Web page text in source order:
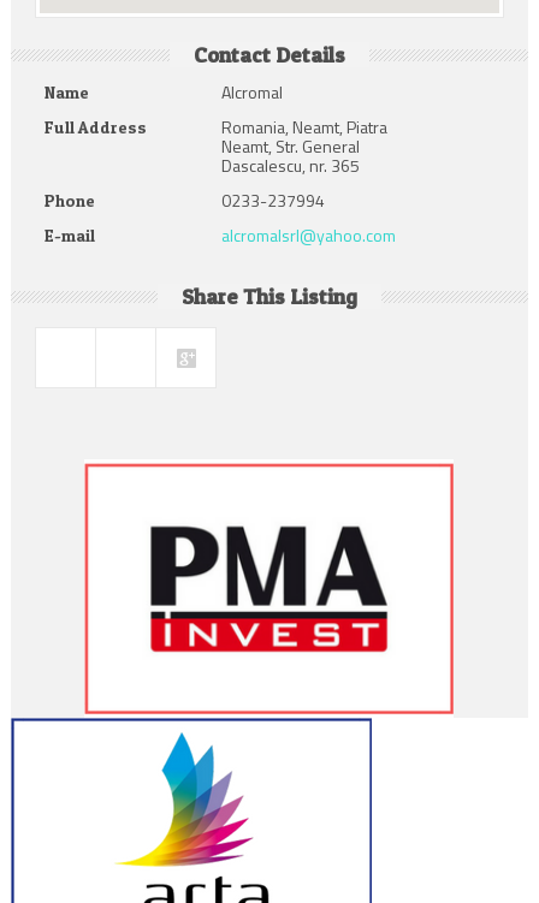
Contact Details
Name Alcromal
Full Address Romania, Neamt, Piatra
Neamt, Str. General
Dascalescu, nr. 365
Phone 0233-237994
E-mail alcromalsrl@yahoo.com
Share This Listing